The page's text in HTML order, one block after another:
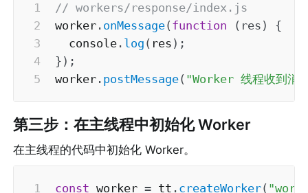
// workers/response/index.js
worker . onMessage( function ( res )
{
  console
. log ( res ) ;
} ) ;
worker . postMessage( "Worker 线程收到消
第三步：在主线程中初始化 Worker
在主线程的代码中初始化 Worker。
const worker = tt . createWorker(